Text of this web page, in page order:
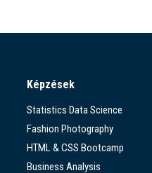
Képzések
Statistics Data Science
Fashion Photography
HTML & CSS Bootcamp
Business Analysis